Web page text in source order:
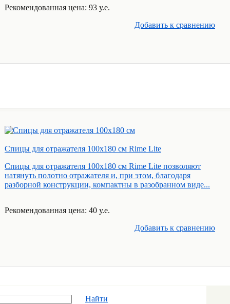
Рекомендованная цена: 93 у.е.
Добавить к cравнению
Спицы для отражателя 100х180 см Rime Lite
Спицы для отражателя 100х180 см Rime Lite позволяют
натянуть полотно отражателя и, при этом, благодаря
разборной конструкции, компактны в разобранном виде...
Рекомендованная цена: 40 у.е.
Добавить к cравнению
Найти